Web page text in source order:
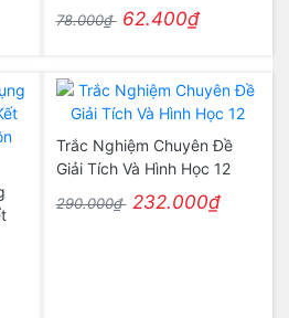
78.000₫ 62.400₫
Trắc Nghiệm Chuyên Đề
Giải Tích Và Hình Học 12
290.000₫ 232.000₫